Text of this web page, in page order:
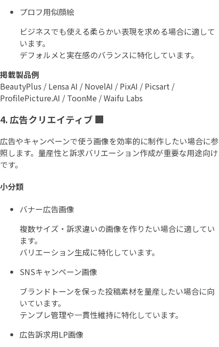
プロフ用似顔絵
ビジネスでも使える柔らかい表現を求める場合に適して
います。
デフォルメと実在感のバランスに特化しています。
掲載製品例
BeautyPlus / Lensa AI / NovelAI / PixAI / Picsart /
ProfilePicture.AI / ToonMe / Waifu Labs
4. 広告クリエイティブ 🏢
広告やキャンペーンで使う画像を効率的に制作したい場合に参
照します。量産性と訴求バリエーション作成が重要な用途向け
です。
小分類
バナー広告画像
複数サイズ・訴求違いの画像を作りたい場合に適してい
ます。
バリエーション生成に特化しています。
SNSキャンペーン画像
ブランドトーンを保った投稿素材を量産したい場合に向
いています。
テンプレ管理や一貫性維持に特化しています。
広告訴求用LP画像